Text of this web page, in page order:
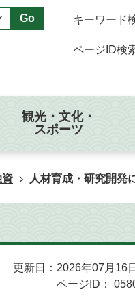
Go キーワード
ページID検
観光・文化・
スポーツ
資 人材育成・研究開発
更新日：2026年07月16日
ページID：